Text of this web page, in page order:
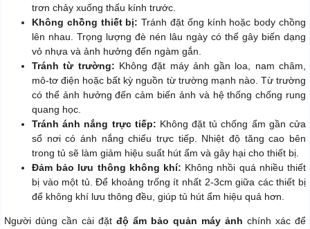
trơn chảy xuống thấu kính trước.
Không chồng thiết bị: Tránh đặt ống kính hoặc body chồng
lên nhau. Trọng lượng đè nén lâu ngày có thể gây biến dạng
vỏ nhựa và ảnh hưởng đến ngàm gắn.
Tránh từ trường: Không đặt máy ảnh gần loa, nam châm,
mô-tơ điện hoặc bất kỳ nguồn từ trường mạnh nào. Từ trường
có thể ảnh hưởng đến cảm biến ảnh và hệ thống chống rung
quang học.
Tránh ánh nắng trực tiếp: Không đặt tủ chống ẩm gần cửa
sổ nơi có ánh nắng chiếu trực tiếp. Nhiệt độ tăng cao bên
trong tủ sẽ làm giảm hiệu suất hút ẩm và gây hại cho thiết bị.
Đảm bảo lưu thông không khí: Không nhồi quá nhiều thiết
bị vào một tủ. Để khoảng trống ít nhất 2-3cm giữa các thiết bị
để không khí lưu thông đều, giúp tủ hút ẩm hiệu quả hơn.
Người dùng cần cài đặt độ ẩm bảo quản máy ảnh chính xác để